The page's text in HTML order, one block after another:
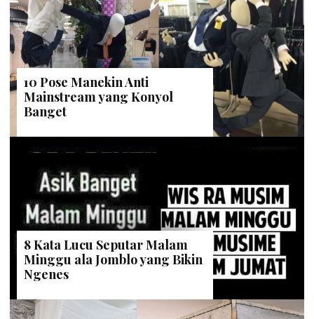
10 Pose Manekin Anti
Mainstream yang Konyol
Banget
8 Kata Lucu Seputar Malam
Minggu ala Jomblo yang Bikin
Ngenes